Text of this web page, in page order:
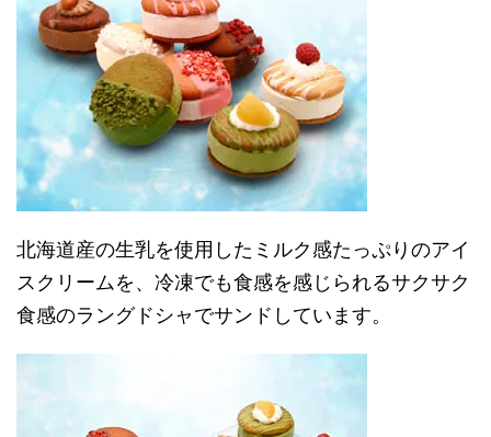
北海道産の生乳を使用したミルク感たっぷりのアイ
スクリームを、冷凍でも食感を感じられるサクサク
食感のラングドシャでサンドしています。